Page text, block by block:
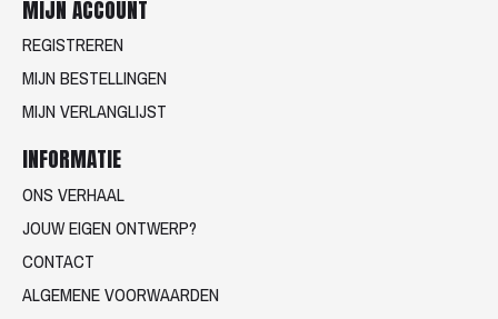
MIJN ACCOUNT
REGISTREREN
MIJN BESTELLINGEN
MIJN VERLANGLIJST
INFORMATIE
ONS VERHAAL
JOUW EIGEN ONTWERP?
CONTACT
ALGEMENE VOORWAARDEN